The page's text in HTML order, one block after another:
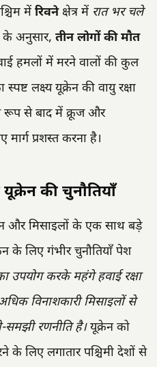
में रिवनेक्षेत्र में रात भर चले
के अनुसार, तीन लोगों की मौत
हमलों में मरने वालों की कुल
लक्ष्य यूक्रेन की वायु रक्षा
रूप से बाद में क्रूज और
प्रशस्त करना है।
की चुनौतियाँ
और मिसाइलों के एक साथ बड़े
के लिए गंभीर चुनौतियाँ पेश
उपयोग करके महंगे हवाई रक्षा
विनाशकारी मिसाइलों से
रणनीति है।यूक्रेन को
के लिए लगातार पश्चिमी देशों से